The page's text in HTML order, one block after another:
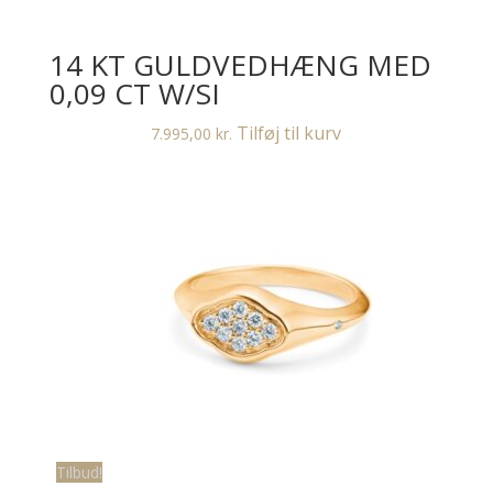
14 KT GULDVEDHÆNG MED
0,09 CT W/SI
7.995,00 kr. Tilføj til kurv
Tilbud!